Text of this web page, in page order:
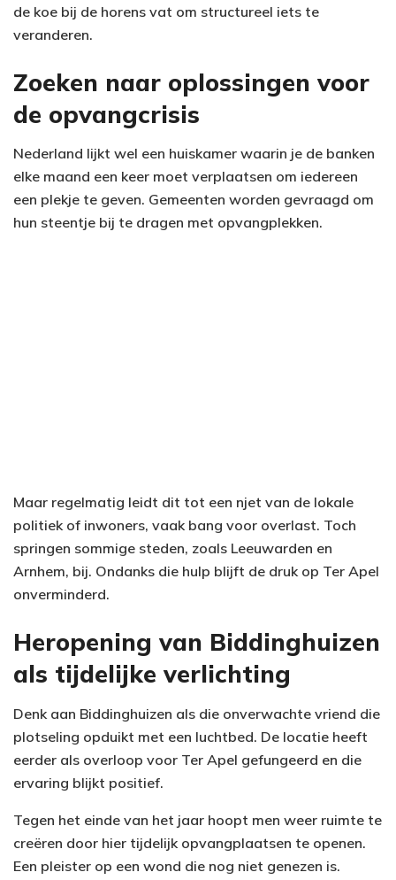
de koe bij de horens vat om structureel iets te
veranderen.
Zoeken naar oplossingen voor
de opvangcrisis
Nederland lijkt wel een huiskamer waarin je de banken
elke maand een keer moet verplaatsen om iedereen
een plekje te geven. Gemeenten worden gevraagd om
hun steentje bij te dragen met opvangplekken.
Maar regelmatig leidt dit tot een njet van de lokale
politiek of inwoners, vaak bang voor overlast. Toch
springen sommige steden, zoals Leeuwarden en
Arnhem, bij. Ondanks die hulp blijft de druk op Ter Apel
onverminderd.
Heropening van Biddinghuizen
als tijdelijke verlichting
Denk aan Biddinghuizen als die onverwachte vriend die
plotseling opduikt met een luchtbed. De locatie heeft
eerder als overloop voor Ter Apel gefungeerd en die
ervaring blijkt positief.
Tegen het einde van het jaar hoopt men weer ruimte te
creëren door hier tijdelijk opvangplaatsen te openen.
Een pleister op een wond die nog niet genezen is.